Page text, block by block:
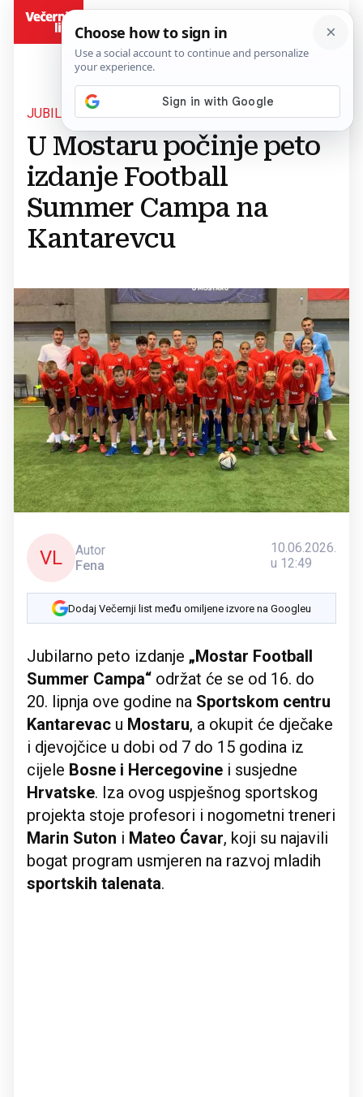
JUBILARNO IZDANJE
U Mostaru počinje peto
izdanje Football
Summer Campa na
Kantarevcu
VL
Autor
Fena
10.06.2026.
u 12:49
Dodaj Večernji list među omiljene izvore na Googleu
Jubilarno peto izdanje „Mostar Football
Summer Campa“ održat će se od 16. do
20. lipnja ove godine na Sportskom centru
Kantarevac u Mostaru, a okupit će dječake
i djevojčice u dobi od 7 do 15 godina iz
cijele Bosne i Hercegovine i susjedne
Hrvatske. Iza ovog uspješnog sportskog
projekta stoje profesori i nogometni treneri
Marin Suton i Mateo Ćavar, koji su najavili
bogat program usmjeren na razvoj mladih
sportskih talenata.